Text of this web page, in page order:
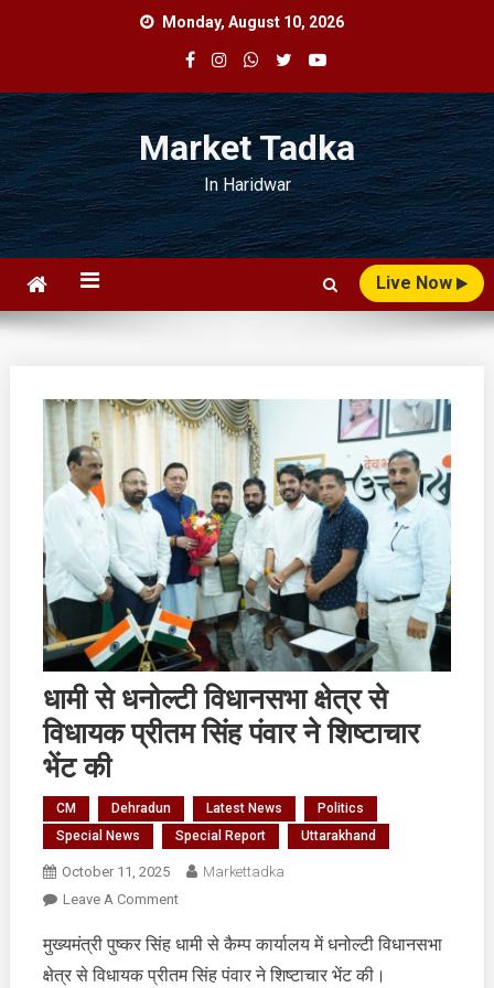
Monday, August 10, 2026
Market Tadka
In Haridwar
Live Now
धामी से धनोल्टी विधानसभा क्षेत्र से
विधायक प्रीतम सिंह पंवार ने शिष्टाचार
भेंट की
CM Dehradun Latest News
Politics
Special News
Special Report Uttarakhand
October 11, 2025
Markettadka
Leave A CommentOn
से
धनोल्टी
मुख्यमंत्री पुष्कर सिंह धामी से कैम्प कार्यालय में धनोल्टी विधानसभा
क्षेत्र से विधायक प्रीतम सिंह पंवार ने शिष्टाचार भेंट की।